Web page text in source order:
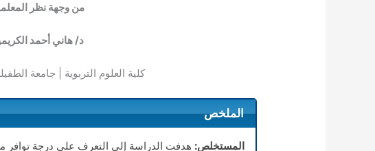
من وجهة نظر
د/ هاني أحمد
كلية العلوم التربوية | جامعة
الملخص
المستخلص: هدفت الدراسة إلى التعرف على درجة توافر